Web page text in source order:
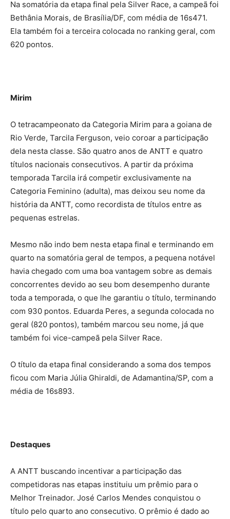
Na somatória da etapa final pela Silver Race, a campeã foi
Bethânia Morais, de Brasília/DF, com média de 16s471.
Ela também foi a terceira colocada no ranking geral, com
620 pontos.
Mirim
O tetracampeonato da Categoria Mirim para a goiana de
Rio Verde, Tarcila Ferguson, veio coroar a participação
dela nesta classe. São quatro anos de ANTT e quatro
títulos nacionais consecutivos. A partir da próxima
temporada Tarcila irá competir exclusivamente na
Categoria Feminino (adulta), mas deixou seu nome da
história da ANTT, como recordista de títulos entre as
pequenas estrelas.
Mesmo não indo bem nesta etapa final e terminando em
quarto na somatória geral de tempos, a pequena notável
havia chegado com uma boa vantagem sobre as demais
concorrentes devido ao seu bom desempenho durante
toda a temporada, o que lhe garantiu o título, terminando
com 930 pontos. Eduarda Peres, a segunda colocada no
geral (820 pontos), também marcou seu nome, já que
também foi vice-campeã pela Silver Race.
O título da etapa final considerando a soma dos tempos
ficou com Maria Júlia Ghiraldi, de Adamantina/SP, com a
média de 16s893.
Destaques
A ANTT buscando incentivar a participação das
competidoras nas etapas instituiu um prêmio para o
Melhor Treinador. José Carlos Mendes conquistou o
título pelo quarto ano consecutivo. O prêmio é dado ao